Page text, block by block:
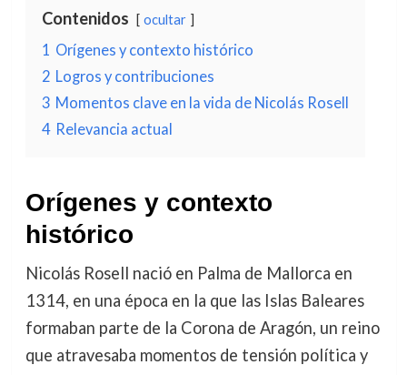
Contenidos ocultar
1 Orígenes y contexto histórico
2 Logros y contribuciones
3 Momentos clave en la vida de Nicolás Rosell
4 Relevancia actual
Orígenes y contexto
histórico
Nicolás Rosell nació en Palma de Mallorca en
1314, en una época en la que las Islas Baleares
formaban parte de la Corona de Aragón, un reino
que atravesaba momentos de tensión política y